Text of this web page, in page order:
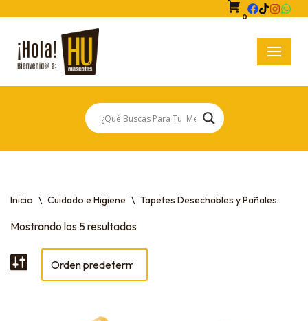
Saltar
al
contenido
0
Inicio \ Cuidado e Higiene \ Tapetes Desechables y Pañales
Mostrando los 5 resultados